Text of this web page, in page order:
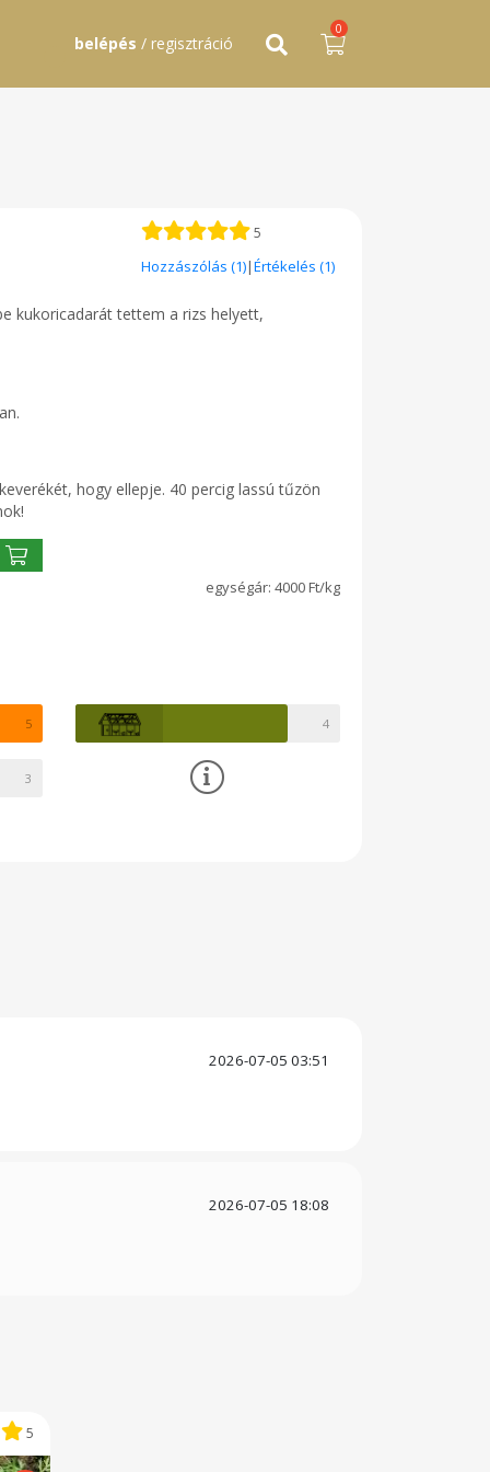
belépés / regisztráció
0
5
Hozzászólás (1)|Értékelés (1)
kukoricadarát tettem a rizs helyett,
hogy ellepje. 40 percig lassú tűzön
4000 Ft/kg
5 4
3
2026-07-05 03:51
2026-07-05 18:08
5